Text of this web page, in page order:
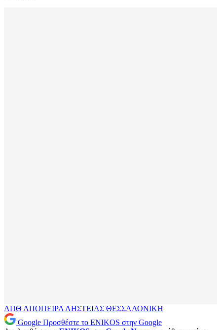
ΑΠΘ ΑΠΟΠΕΙΡΑ ΛΗΣΤΕΙΑΣ ΘΕΣΣΑΛΟΝΙΚΗ
Google Προσθέστε το ENIKOS στην Google